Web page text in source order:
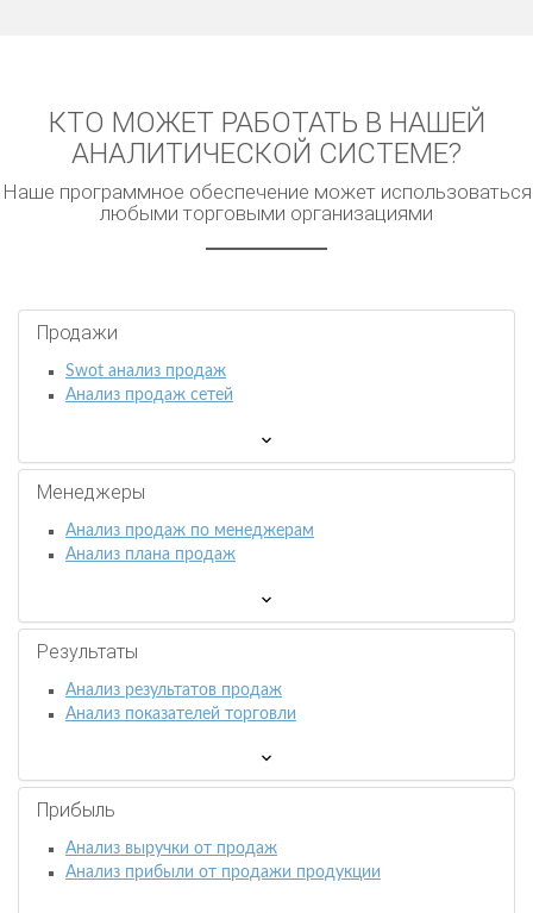
КТО МОЖЕТ РАБОТАТЬ В НАШЕЙ
АНАЛИТИЧЕСКОЙ СИСТЕМЕ?
Наше программное обеспечение может использоваться
любыми торговыми организациями
Продажи
Swot анализ продаж
Анализ продаж сетей
Менеджеры
Анализ продаж по менеджерам
Анализ плана продаж
Результаты
Анализ результатов продаж
Анализ показателей торговли
Прибыль
Анализ выручки от продаж
Анализ прибыли от продажи продукции